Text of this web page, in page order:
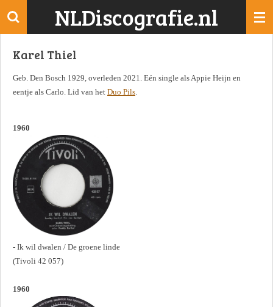
Ga
de
NLDiscografie.nl
Karel Thiel
Geb. Den Bosch 1929, overleden 2021. Eén single als Appie Heijn en
eentje als Carlo. Lid van het Duo Pils.
1960
- Ik wil dwalen / De groene linde
(Tivoli 42 057)
1960